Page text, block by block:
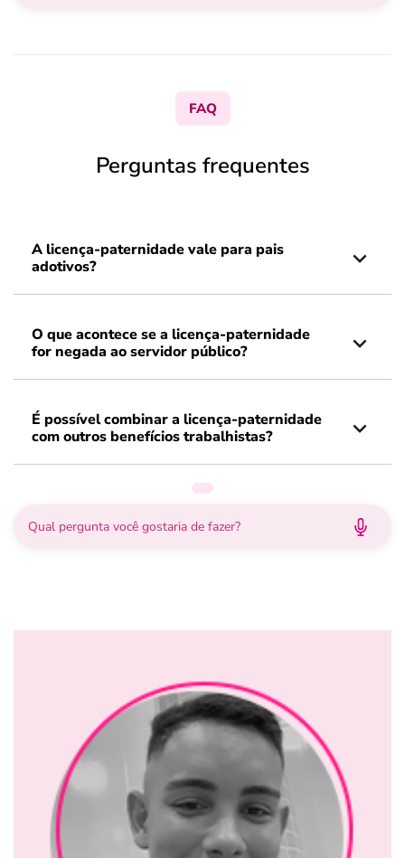
FAQ
Perguntas frequentes
A licença-paternidade vale para pais
adotivos?
O que acontece se a licença-paternidade
for negada ao servidor público?
É possível combinar a licença-paternidade
com outros benefícios trabalhistas?